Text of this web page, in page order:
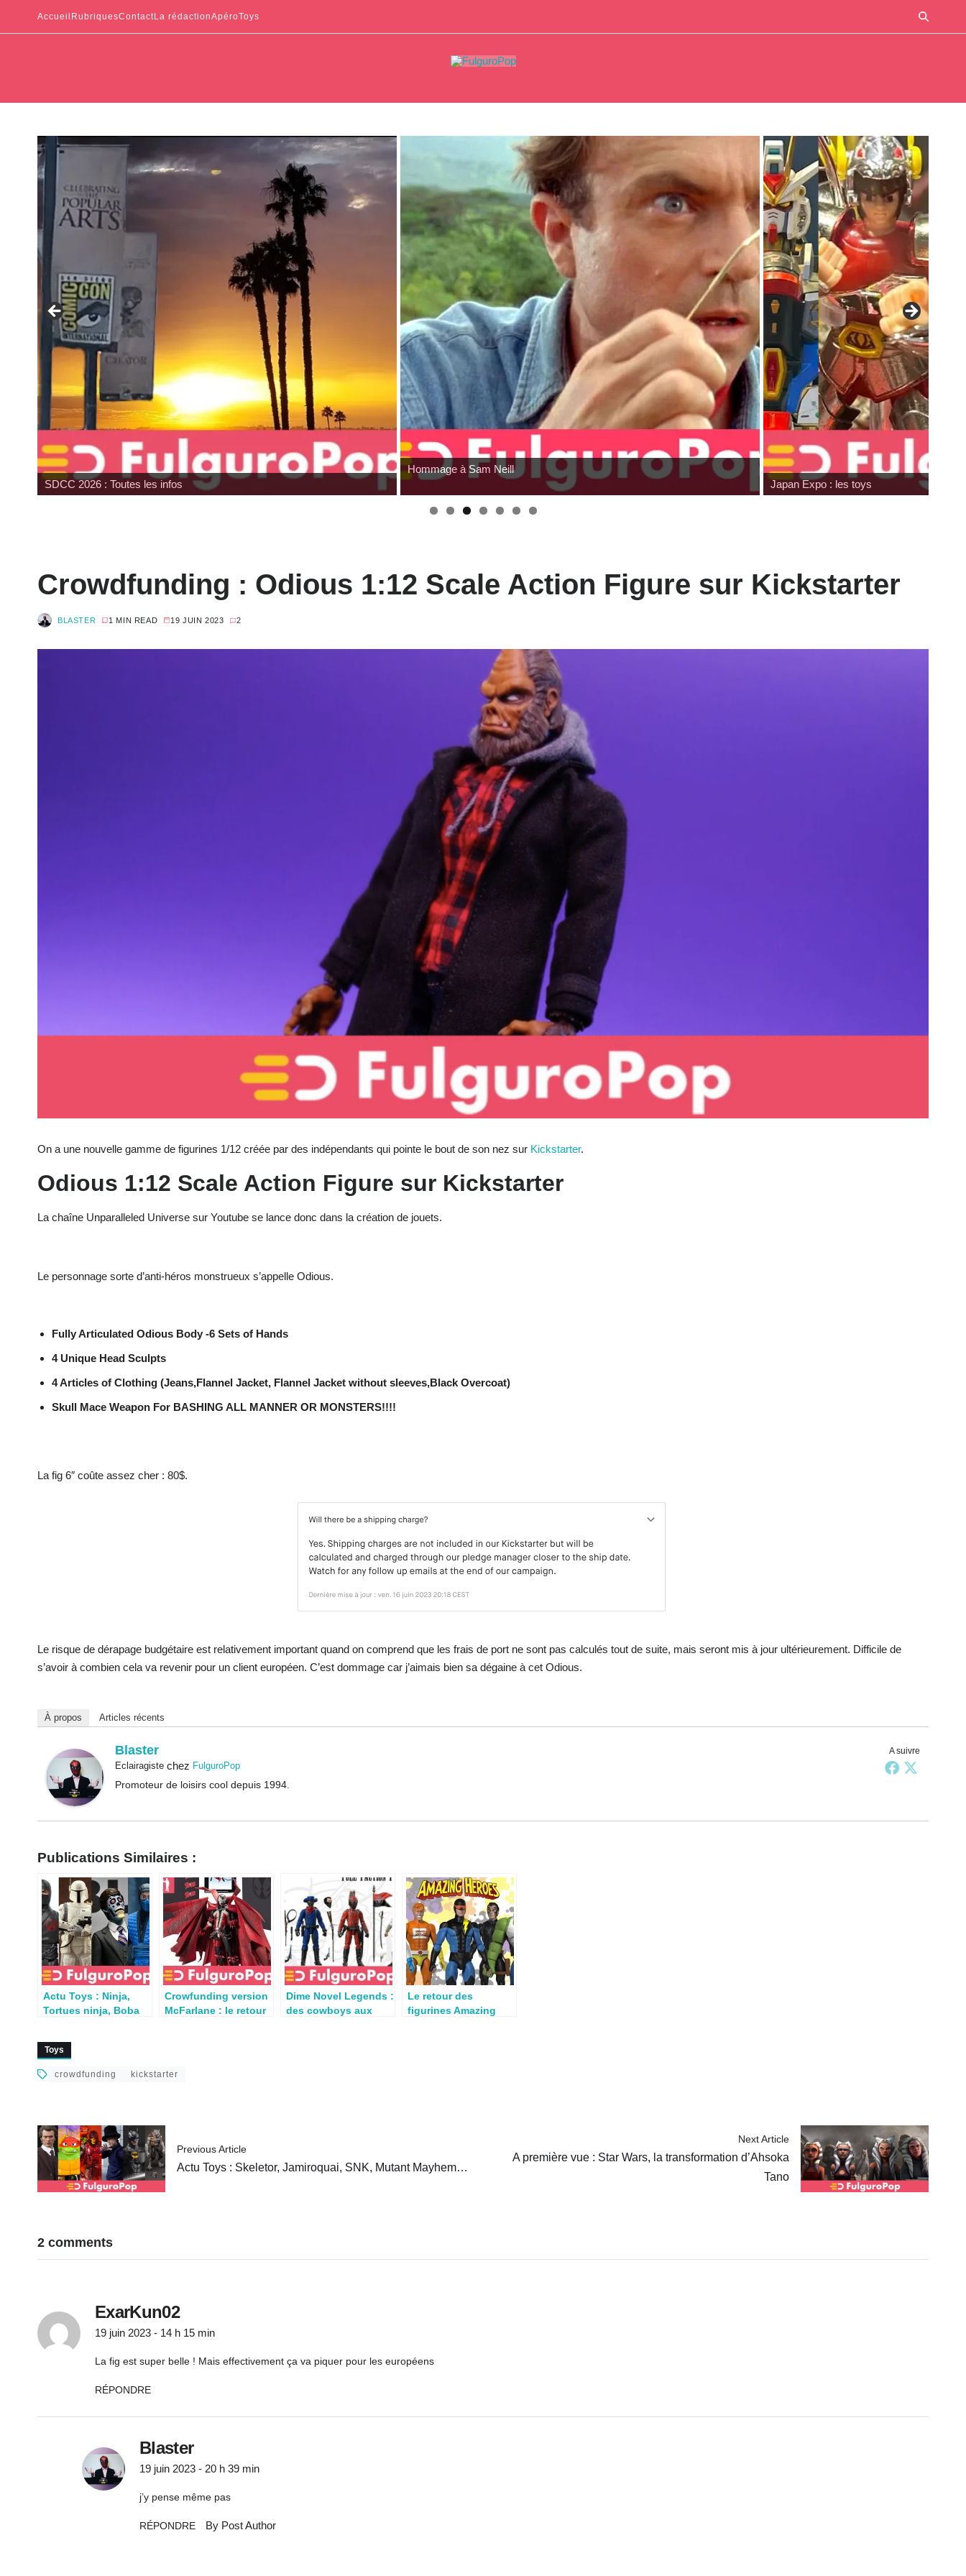
Accueil RubriquesContactLa rédactionApéroToys
SDCC 2026 : Toutes les infos
Hommage à Sam Neill
Japan Expo : les toys
Crowdfunding : Odious 1:12 Scale Action Figure sur Kickstarter
BLASTER 1 MIN READ 19 JUIN 2023 2
On a une nouvelle gamme de figurines 1/12 créée par des indépendants qui pointe le bout de son nez sur Kickstarter.
Odious 1:12 Scale Action Figure sur Kickstarter
La chaîne Unparalleled Universe sur Youtube se lance donc dans la création de jouets.
Le personnage sorte d’anti-héros monstrueux s’appelle Odious.
Fully Articulated Odious Body -6 Sets of Hands
4 Unique Head Sculpts
4 Articles of Clothing (Jeans,Flannel Jacket, Flannel Jacket without sleeves,Black Overcoat)
Skull Mace Weapon For BASHING ALL MANNER OR MONSTERS!!!!
La fig 6″ coûte assez cher : 80$.
Le risque de dérapage budgétaire est relativement important quand on comprend que les frais de port ne sont pas calculés tout de suite, mais seront mis à jour ultérieurement. Difficile de
s’avoir à combien cela va revenir pour un client européen. C’est dommage car j’aimais bien sa dégaine à cet Odious.
À propos Articles récents
A suivre
Blaster
Eclairagiste chez FulguroPop
Promoteur de loisirs cool depuis 1994.
Publications Similaires :
Actu Toys : Ninja,
Tortues ninja, Boba
Crowfunding version
McFarlane : le retour
Dime Novel Legends :
des cowboys aux
Le retour des
figurines Amazing
Toys
crowdfunding kickstarter
Previous Article
Actu Toys : Skeletor, Jamiroquai, SNK, Mutant Mayhem…
Next Article
A première vue : Star Wars, la transformation d’Ahsoka
Tano
2 comments
ExarKun02
19 juin 2023 - 14 h 15 min
La fig est super belle ! Mais effectivement ça va piquer pour les européens
RÉPONDRE
Blaster
19 juin 2023 - 20 h 39 min
j’y pense même pas
RÉPONDRE By Post Author